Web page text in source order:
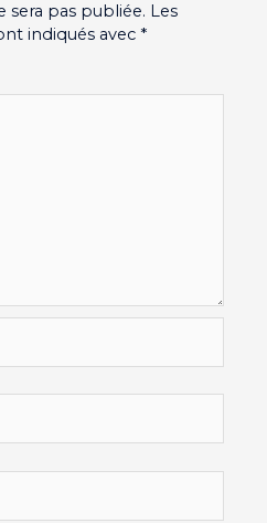
sera pas publiée. Les
indiqués avec *